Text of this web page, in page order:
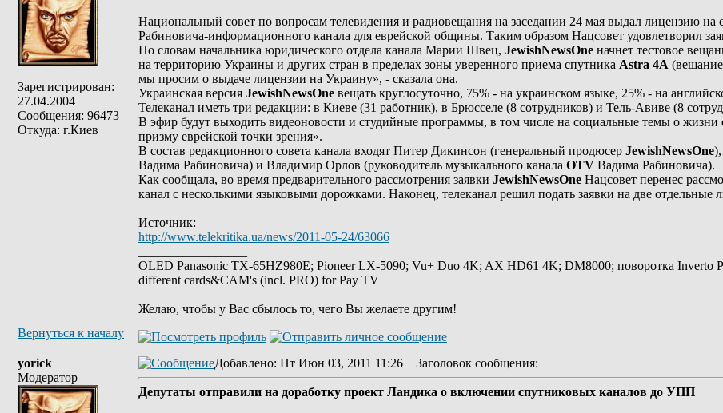
Зарегистрирован:
27.04.2004
Сообщения: 96473
Откуда: г.Киев
Национальный совет по вопросам телевидения и радиовещания на заседании 24 мая выдал лицензию на
Рабиновича-информационного канала для еврейской общины. Таким образом Нацсовет удовлетворил
По словам начальника юридического отдела канала Марии Швец, JewishNewsOne начнет тестовое
на территорию Украины и других стран в пределах зоны уверенного приема спутника Astra 4A
мы просим о выдаче лицензии на Украину», - сказала она.
Украинская версия JewishNewsOne вещать круглосуточно, 75% - на украинском языке, 25% - на
Телеканал иметь три редакции: в Киеве (31 работник), в Брюсселе (8 сотрудников) и Тель-Авиве (8
В эфир будут выходить видеоновости и студийные программы, в том числе на социальные темы о
призму еврейской точки зрения».
В состав редакционного совета канала входят Питер Дикинсон (генеральный продюсер JewishNewsOne
Вадима Рабиновича) и Владимир Орлов (руководитель музыкального канала OTV Вадима Рабиновича).
Как сообщала, во время предварительного рассмотрения заявки JewishNewsOne Нацсовет перенес
канал с несколькими языковыми дорожками. Наконец, телеканал решил подать заявки на две
Источник:
http://www.telekritika.ua/news/2011-05-24/63066
OLED Panasonic TX-65HZ980E; Pioneer LX-5090; Vu+ Duo 4K; AX HD61 4K; DM8000; поворотка Inverto
different cards&CAM's (incl. PRO) for Pay TV
Желаю, чтобы у Вас сбылось то, чего Вы желаете другим!
Вернуться к началу
yorick
Модератор
Добавлено: Пт Июн 03, 2011 11:26 Заголовок сообщения:
Депутаты отправили на доработку проект Ландика о включении спутниковых каналов до УПП